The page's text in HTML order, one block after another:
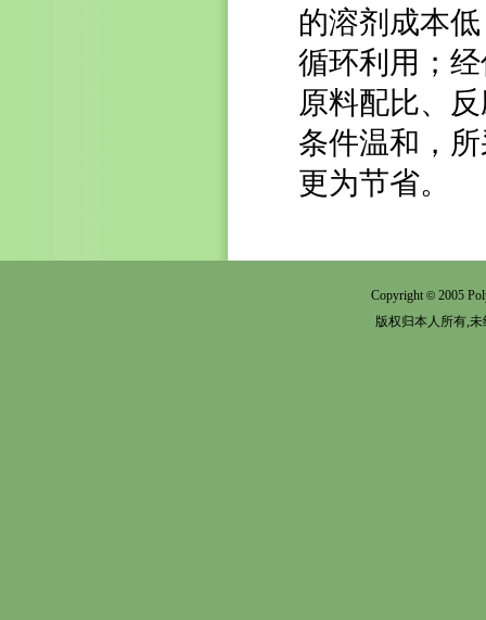
的溶剂成本
循环利用；
原料配比、
条件温和，
更为节省。
Copyright© 2005
版权归本人所有,